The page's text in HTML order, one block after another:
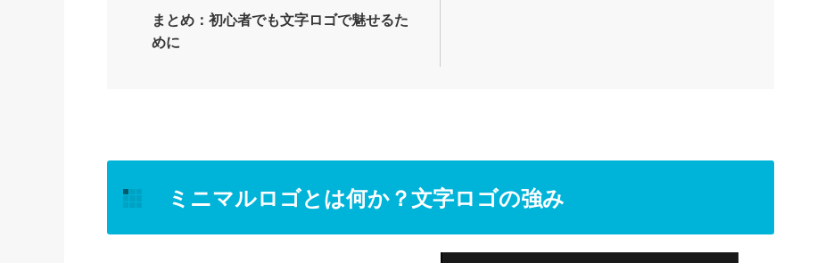
まとめ：初心者でも文字ロゴで魅せるた
めに
ミニマルロゴとは何か？文字ロゴの強み